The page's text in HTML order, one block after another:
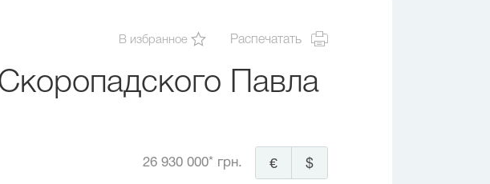
В избранное Распечатать
Павла
26 930 000* грн. $
€